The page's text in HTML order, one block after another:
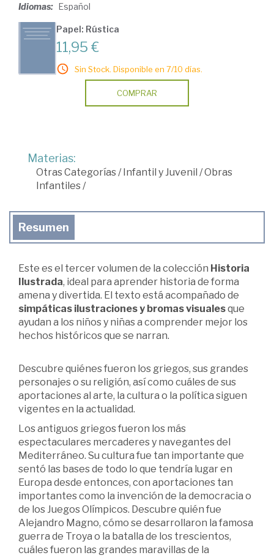
Idiomas: Español
Papel: Rústica
11,95 €
Sin Stock. Disponible en 7/10 días.
COMPRAR
Materias:
Otras Categorías/Infantil y Juvenil /Obras
Infantiles/
Resumen
Este es el tercer volumen de la colección Historia
Ilustrada, ideal para aprender historia de forma
amena y divertida. El texto está acompañado de
simpáticas ilustraciones y bromas visualesque
ayudan a los niños y niñas a comprender mejor los
hechos históricos que se narran.
Descubre quiénes fueron los griegos, sus grandes
personajes o su religión, así como cuáles de sus
aportaciones al arte, la cultura o la política siguen
vigentes en la actualidad.
Los antiguos griegos fueron los más
espectaculares mercaderes y navegantes del
Mediterráneo. Su cultura fue tan importante que
sentó las bases de todo lo que tendría lugar en
Europa desde entonces, con aportaciones tan
importantes como la invención de la democracia o
de los Juegos Olímpicos. Descubre quién fue
Alejandro Magno, cómo se desarrollaron la famosa
guerra de Troya o la batalla de los trescientos,
cuáles fueron las grandes maravillas de la